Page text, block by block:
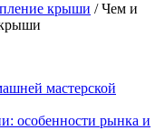
крыши /Чем и
мастерской
особенности рынка и